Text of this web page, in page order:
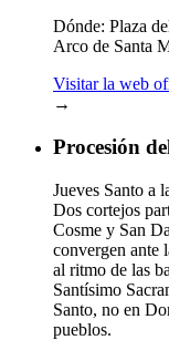
Dónde: Plaza
Arco de Santa
Visitar la web
→
Procesión
Jueves Santo a
Dos cortejos
Cosme y San
convergen ante
al ritmo de las
Santísimo
Santo, no en
pueblos.